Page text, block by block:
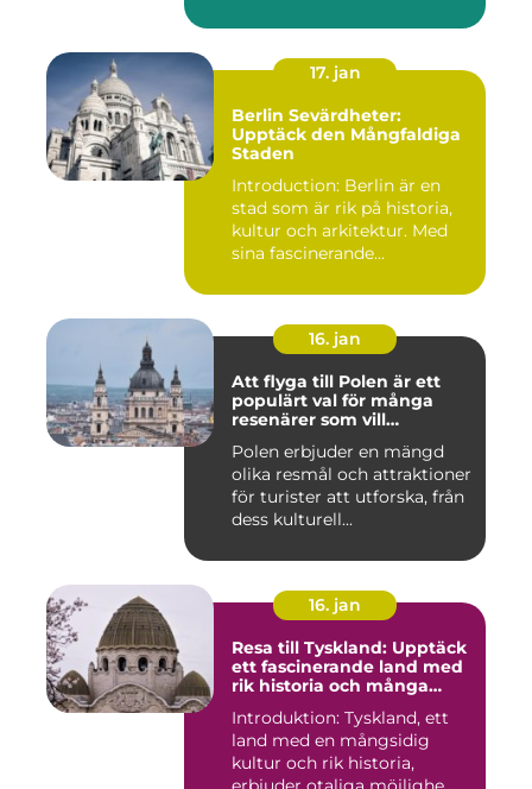
17. jan
Berlin Sevärdheter:
Upptäck den Mångfaldiga
Staden
Introduction: Berlin är en
stad som är rik på historia,
kultur och arkitektur. Med
sina fascinerande...
16. jan
Att flyga till Polen är ett
populärt val för många
resenärer som vill
och dess rika historia
Polen erbjuder en mängd
olika resmål och attraktioner
för turister att utforska, från
dess kulturell...
16. jan
Resa till Tyskland: Upptäck
ett fascinerande land med
rik historia och många
Introduktion: Tyskland, ett
land med en mångsidig
kultur och rik historia,